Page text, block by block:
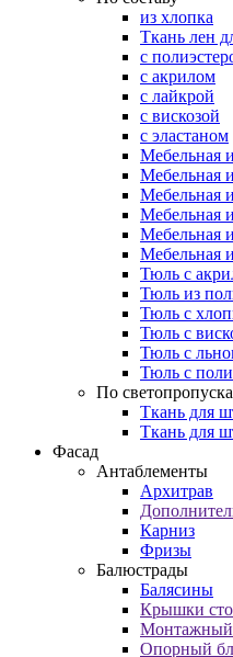
из хлопка
Ткань лен
с
с акрилом
с лайкрой
с вискозой
с эластаном
Мебельная
Мебельная
Мебельная
Мебельная
Мебельная
Мебельная
Тюль с
Тюль из
Тюль с
Тюль с
Тюль с
Тюль с
По
Ткань для
Ткань для
Фасад
Антаблементы
Архитрав
Карниз
Фризы
Балюстрады
Балясины
Крышки
Монтажный
Опорный